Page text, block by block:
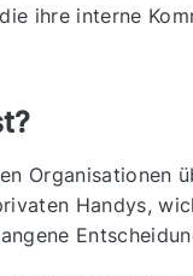
ihre interne
Organisationen
Handys,